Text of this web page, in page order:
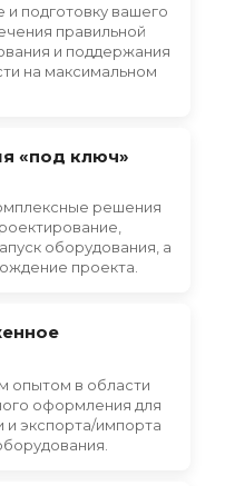
подготовку вашего
правильной
и поддержания
на максимальном
«под ключ»
решения
оборудования, а
проекта.
опытом в области
оформления для
и экспорта/импорта